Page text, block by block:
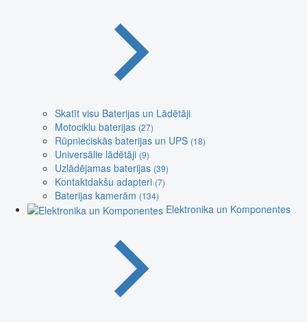
Skatīt visu Baterijas un Lādētāji
Motociklu baterijas (27)
Rūpnieciskās baterijas un UPS (18)
Universālie lādētāji (9)
Uzlādējamas baterijas (39)
Kontaktdakšu adapteri (7)
Baterijas kamerām (134)
Elektronika un Komponentes